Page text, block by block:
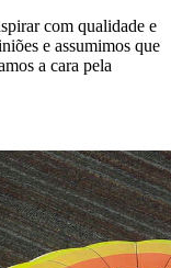
com qualidade e
e assumimos que
a cara pela